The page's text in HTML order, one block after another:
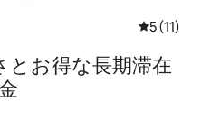
レビュー
5 (11)
とお⁠得⁠な長⁠期⁠滞⁠在